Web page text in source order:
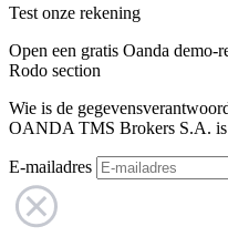
Test onze rekening
Open een gratis Oanda demo-
Rodo section
Wie is de
OANDA TMS Brokers S.A. is
E-mailadres